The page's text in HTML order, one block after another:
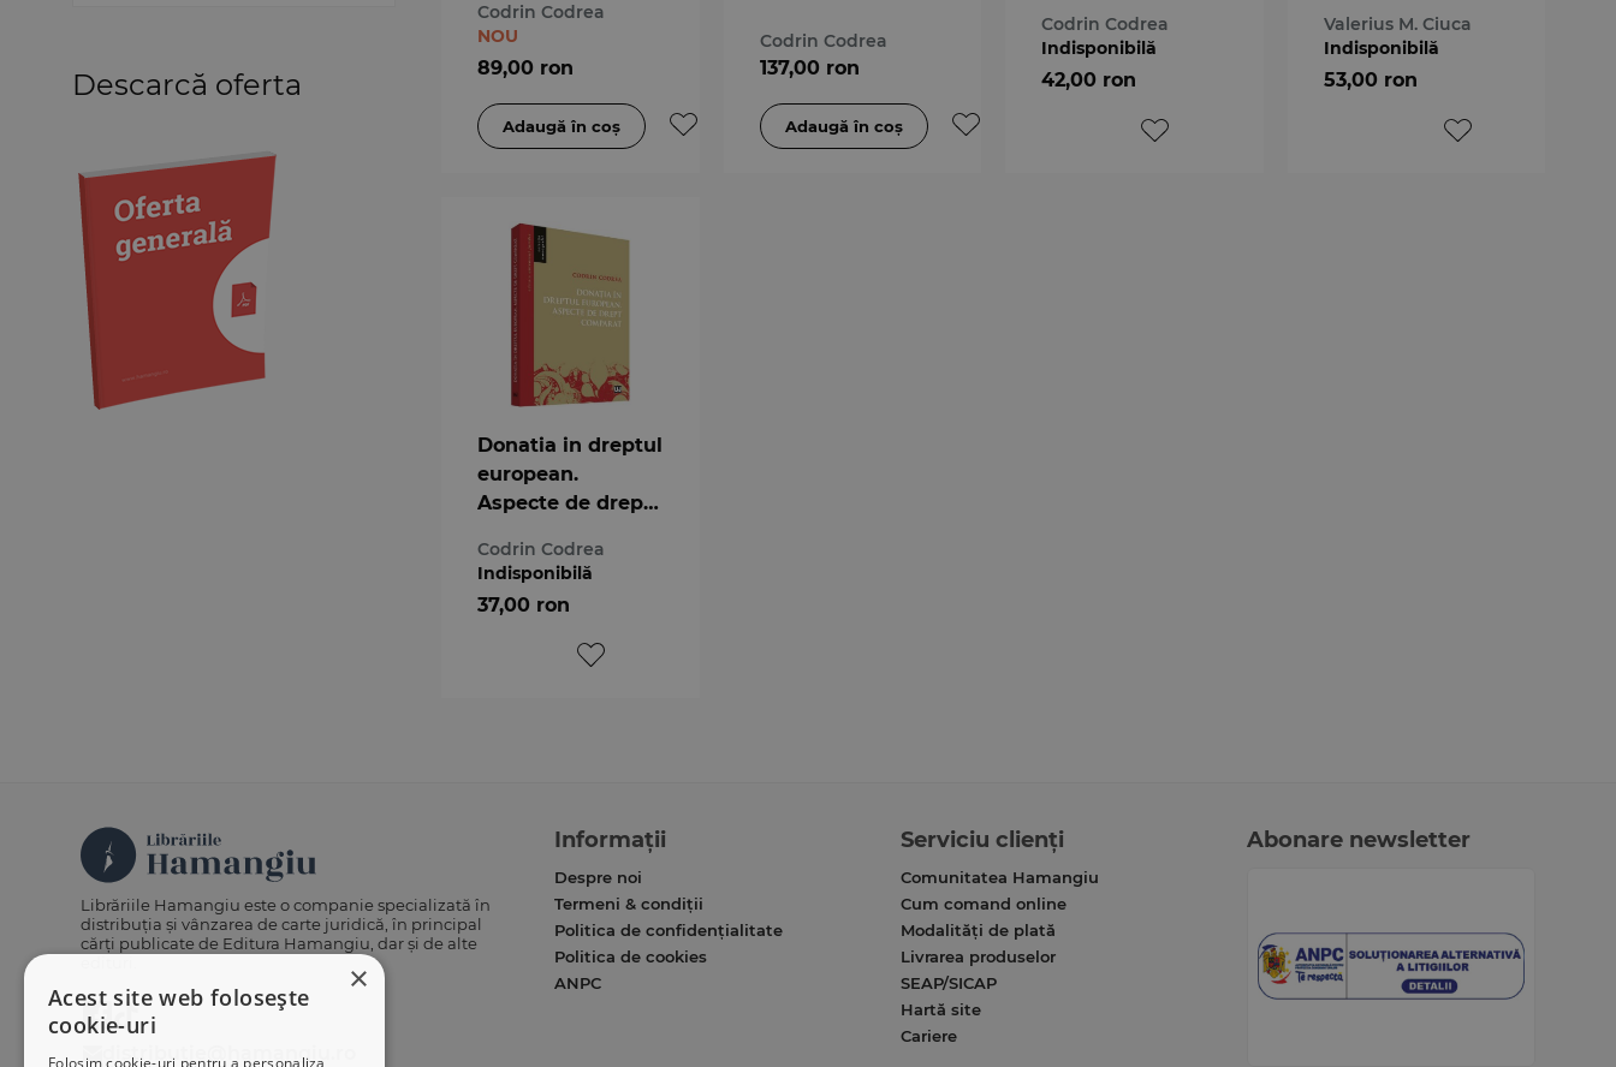
juridice
Teoria generală a dreptului
Variae
Descarcă oferta
Codrin Codrea
NOU
89,00 ron
Codrin Codrea
137,00 ron
Codrin Codrea
Indisponibilă
42,00 ron
Valerius M. Ciuca
Indisponibilă
53,00 ron
Donatia in dreptul
european.
Aspecte de drept
Codrin Codrea
Indisponibilă
37,00 ron
×
Acest site web folosește
cookie-uri
Folosim cookie-uri pentru a personaliza
Librăriile Hamangiu este o companie specializată în
distribuția și vânzarea de carte juridică, în principal
cărți publicate de Editura Hamangiu, dar și de alte
distributie@hamangiu.ro
Informații
Despre noi
Termeni & condiții
Politica de confidențialitate
Politica de cookies
ANPC
Serviciu clienți
Comunitatea Hamangiu
Cum comand online
Modalități de plată
Livrarea produselor
SEAP/SICAP
Hartă site
Cariere
Abonare newsletter